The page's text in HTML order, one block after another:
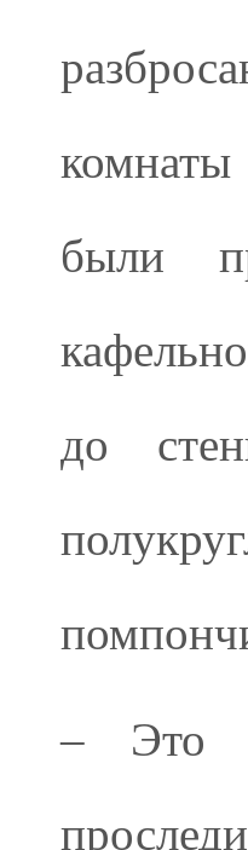
были
до
– Это